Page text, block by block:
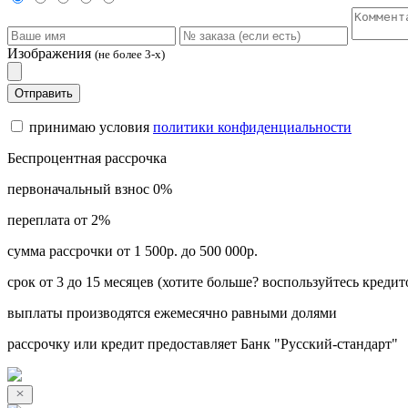
Изображения (не более 3-х)
Отправить
принимаю условия политики конфиденциальности
Беспроцентная рассрочка
первоначальный взнос 0%
переплата от 2%
сумма рассрочки от 1 500р. до 500 000р.
срок от 3 до 15 месяцев (хотите больше? воспользуйтесь
выплаты производятся ежемесячно равными долями
рассрочку или кредит предоставляет Банк "Русский-стандарт"